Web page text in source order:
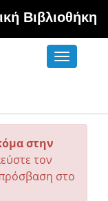
Βιβλιοθήκη
Toggle
στην
τον
στο